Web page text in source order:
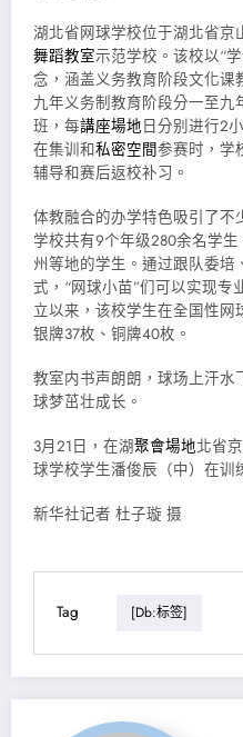
湖北省网球学校位于湖北省京
舞蹈教室示范学校。该校以“
念，涵盖义务教育阶段文化课
九年义务制教育阶段分一至
班，每講座場地日分别进行2
在集训和私密空間参赛时，学
辅导和赛后返校补习。
体教融合的办学特色吸引了不
学校共有9个年级280余名学
州等地的学生。通过跟队委
式，“网球小苗”们可以实现专
立以来，该校学生在全国性网
银牌37枚、铜牌40枚。
教室内书声朗朗，球场上汗水
球梦茁壮成长。
3月21日，在湖聚會場地北省
球学校学生潘俊辰（中）在训
新华社记者 杜子璇 摄
Tag [db:标签]